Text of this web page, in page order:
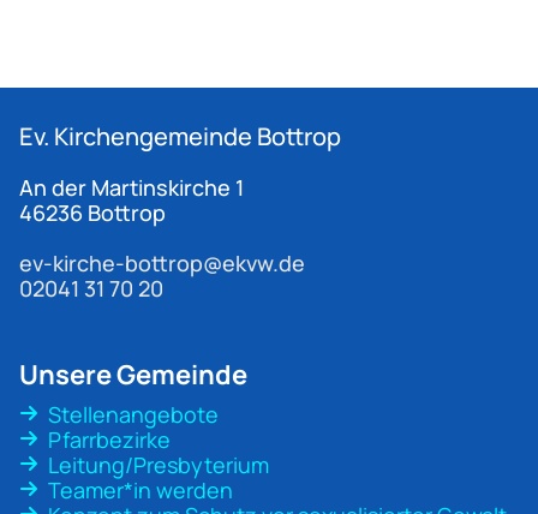
Ev. Kirchengemeinde Bottrop
An der Martinskirche 1
46236 Bottrop
ev-kirche-bottrop@ekvw.de
02041 31 70 20
Unsere Gemeinde
Stellenangebote
Pfarrbezirke
Leitung/Presbyterium
Teamer*in werden